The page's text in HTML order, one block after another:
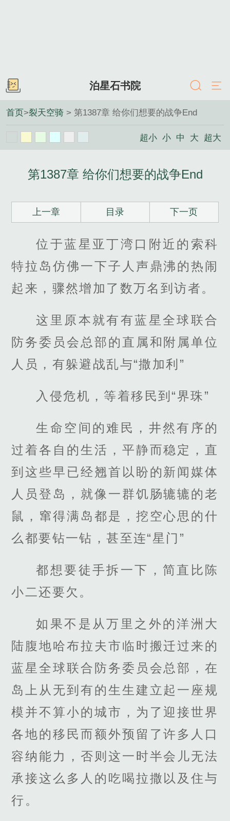
泊星石书院
首页>裂天空骑 > 第1387章 给你们想要的战争End
超小 小 中 大 超大
第1387章 给你们想要的战争End
上一章 目录 下一页
位于蓝星亚丁湾口附近的索科
特拉岛仿佛一下子人声鼎沸的热闹
起来，骤然增加了数万名到访者。
这里原本就有有蓝星全球联合
防务委员会总部的直属和附属单位
人员，有躲避战乱与“撒加利”
入侵危机，等着移民到“界珠”
生命空间的难民，井然有序的
过着各自的生活，平静而稳定，直
到这些早已经翘首以盼的新闻媒体
人员登岛，就像一群饥肠辘辘的老
鼠，窜得满岛都是，挖空心思的什
么都要钻一钻，甚至连“星门”
都想要徒手拆一下，简直比陈
小二还要欠。
如果不是从万里之外的洋洲大
陆腹地哈布拉夫市临时搬迁过来的
蓝星全球联合防务委员会总部，在
岛上从无到有的生生建立起一座规
模并不算小的城市，为了迎接世界
各地的移民而额外预留了许多人口
容纳能力，否则这一时半会儿无法
承接这么多人的吃喝拉撒以及住与
行。